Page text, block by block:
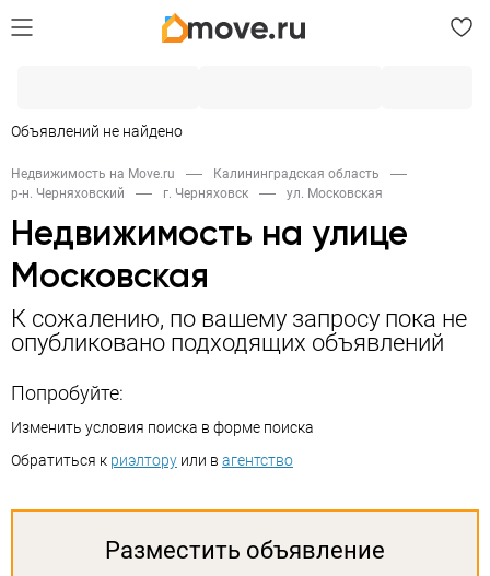
Объявлений не найдено
Недвижимость на Move.ru
Калининградская область
р-н. Черняховский
г. Черняховск ул. Московская
Недвижимость на улице
Московская
К сожалению, по вашему запросу пока не
опубликовано подходящих объявлений
Попробуйте:
Изменить условия поиска в форме поиска
Обратиться к риэлтору или в агентство
Разместить объявление